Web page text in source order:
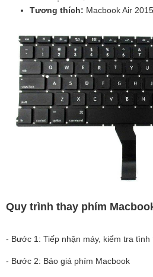
Tương thích: Macbook Air
Quy trình thay phím
- Bước 1: Tiếp nhận máy, kiểm tra
- Bước 2: Báo giá phím Macbook